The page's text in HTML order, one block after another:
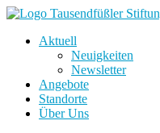
Aktuell
Neuigkeiten
Newsletter
Angebote
Standorte
Über Uns